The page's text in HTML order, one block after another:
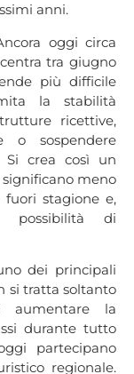
anni.
oggi circa
tra giugno
più difficile
la stabilità
ricettive,
o sospendere
Si crea così un
meno
stagione e,
possibilità di
dei principali
si tratta soltanto
la
durante tutto
partecipano
regionale.